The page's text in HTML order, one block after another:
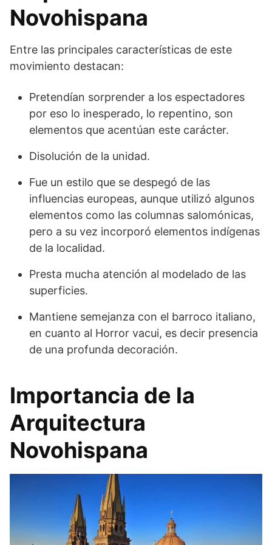
Novohispana
Entre las principales características de este
movimiento destacan:
Pretendían sorprender a los espectadores
por eso lo inesperado, lo repentino, son
elementos que acentúan este carácter.
Disolución de la unidad.
Fue un estilo que se despegó de las
influencias europeas, aunque utilizó algunos
elementos como las columnas salomónicas,
pero a su vez incorporó elementos indígenas
de la localidad.
Presta mucha atención al modelado de las
superficies.
Mantiene semejanza con el barroco italiano,
en cuanto al Horror vacui, es decir presencia
de una profunda decoración.
Importancia de la
Arquitectura
Novohispana